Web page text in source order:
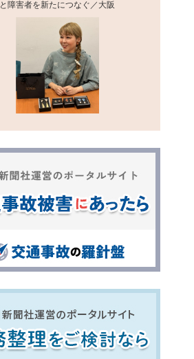
と障害者を新たにつなぐ／大阪